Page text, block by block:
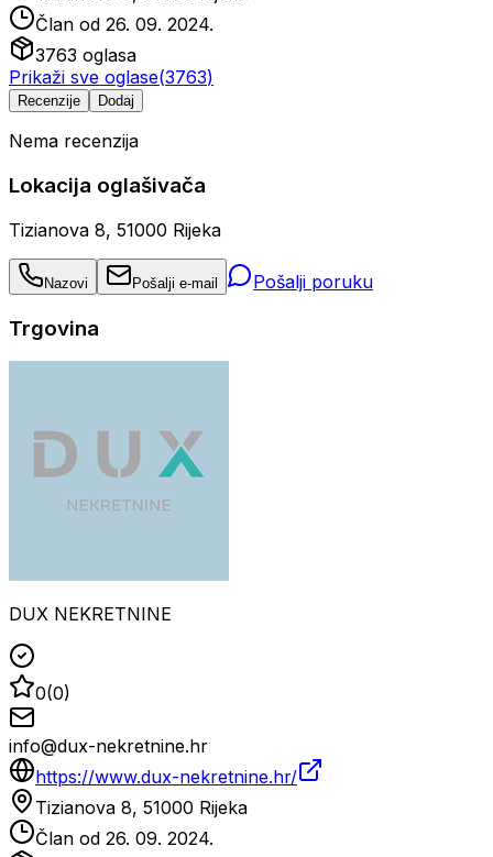
Član od 26. 09. 2024.
3763 oglasa
Prikaži sve oglase(3763)
Recenzije Dodaj
Nema recenzija
Lokacija oglašivača
Tizianova 8, 51000 Rijeka
Nazovi Pošalji e-mail Pošalji poruku
Trgovina
DUX NEKRETNINE
0(0)
info@dux-nekretnine.hr
https://www.dux-nekretnine.hr/
Tizianova 8, 51000 Rijeka
Član od 26. 09. 2024.